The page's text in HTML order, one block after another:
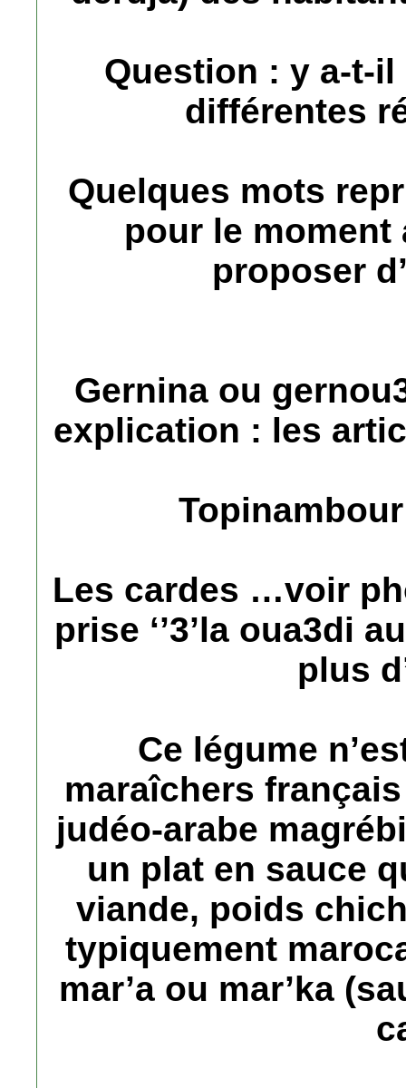
Question : y a-t-
différentes
Quelques mots
pour le moment
proposer
Gernina ou
explication : les
Les cardes …voir
prise ‘’3’la oua3di
plus
Ce légume
maraîchers
judéo-arabe
un plat en sauce
viande, poids
typiquement
mar’a ou mar’ka